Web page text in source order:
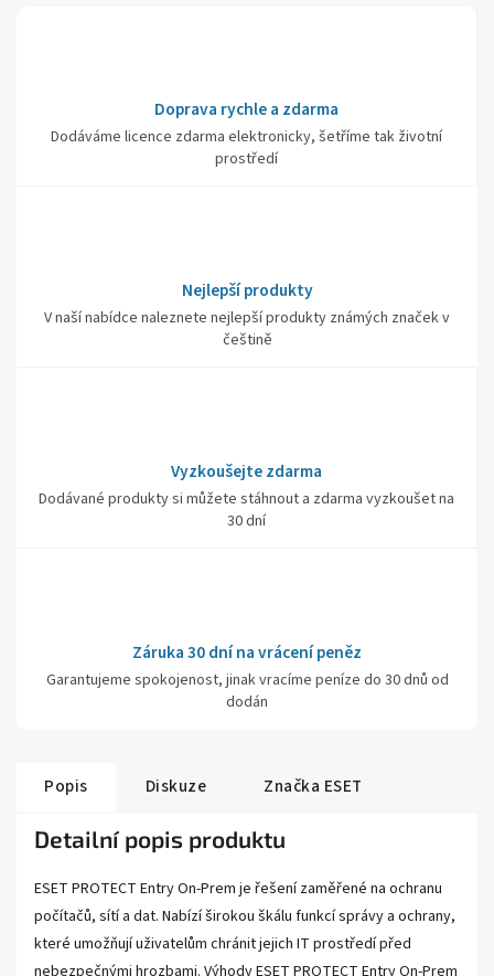
Doprava rychle a zdarma
Dodáváme licence zdarma elektronicky, šetříme tak životní
prostředí
Nejlepší produkty
V naší nabídce naleznete nejlepší produkty známých značek v
češtině
Vyzkoušejte zdarma
Dodávané produkty si můžete stáhnout a zdarma vyzkoušet na
30 dní
Záruka 30 dní na vrácení peněz
Garantujeme spokojenost, jinak vracíme peníze do 30 dnů od
dodán
Popis Diskuze Značka ESET
Detailní popis produktu
ESET PROTECT Entry On-Prem je řešení zaměřené na ochranu
počítačů, sítí a dat. Nabízí širokou škálu funkcí správy a ochrany,
které umožňují uživatelům chránit jejich IT prostředí před
nebezpečnými hrozbami. Výhody ESET PROTECT Entry On-Prem